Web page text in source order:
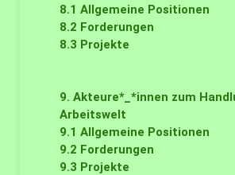
8.1 Allgemeine Positionen
8.2 Forderungen
8.3 Projekte
9. Akteure*_*innen zum
Arbeitswelt
9.1 Allgemeine Positionen
9.2 Forderungen
9.3 Projekte